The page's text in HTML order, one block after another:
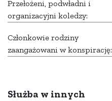
Przełożeni, podwładni i
organizacyjni koledzy:
Członkowie rodziny
zaangażowani w konspirację:
Służba w innych